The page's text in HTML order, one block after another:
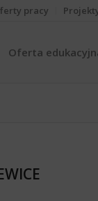
pracy
Oferta